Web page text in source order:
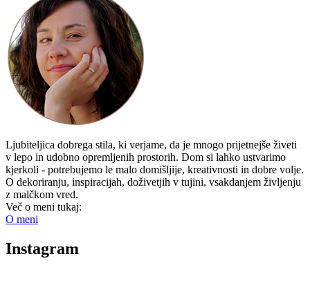
Ljubiteljica dobrega stila, ki verjame, da je mnogo prijetnejše živeti
v lepo in udobno opremljenih prostorih. Dom si lahko ustvarimo
kjerkoli - potrebujemo le malo domišljije, kreativnosti in dobre volje.
O dekoriranju, inspiracijah, doživetjih v tujini, vsakdanjem življenju
z malčkom vred.
Več o meni tukaj:
O meni
Instagram